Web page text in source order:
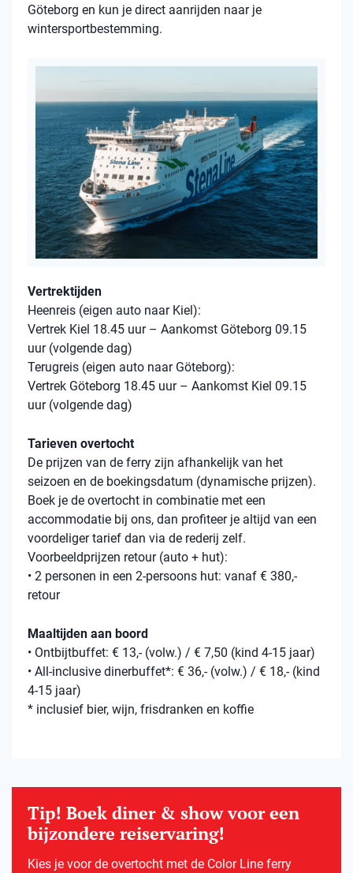
Göteborg en kun je direct aanrijden naar je
wintersportbestemming.
Vertrektijden
Heenreis (eigen auto naar Kiel):
Vertrek Kiel 18.45 uur – Aankomst Göteborg 09.15
uur (volgende dag)
Terugreis (eigen auto naar Göteborg):
Vertrek Göteborg 18.45 uur – Aankomst Kiel 09.15
uur (volgende dag)
Tarieven overtocht
De prijzen van de ferry zijn afhankelijk van het
seizoen en de boekingsdatum (dynamische prijzen).
Boek je de overtocht in combinatie met een
accommodatie bij ons, dan profiteer je altijd van een
voordeliger tarief dan via de rederij zelf.
Voorbeeldprijzen retour (auto + hut):
• 2 personen in een 2-persoons hut: vanaf € 380,-
retour
Maaltijden aan boord
• Ontbijtbuffet: € 13,- (volw.) / € 7,50 (kind 4-15 jaar)
• All-inclusive dinerbuffet*: € 36,- (volw.) / € 18,- (kind
4-15 jaar)
* inclusief bier, wijn, frisdranken en koffie
Tip! Boek diner & show voor een
bijzondere reiservaring!
Kies je voor de overtocht met de Color Line ferry